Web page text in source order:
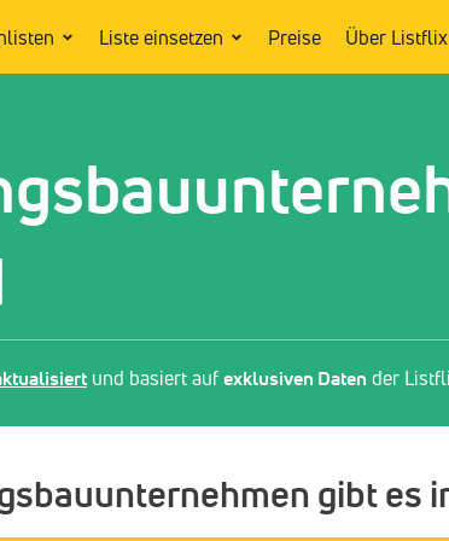
Liste einsetzen Preise Über Listflix
und basiert aufexklusiven Daten der
gibt es